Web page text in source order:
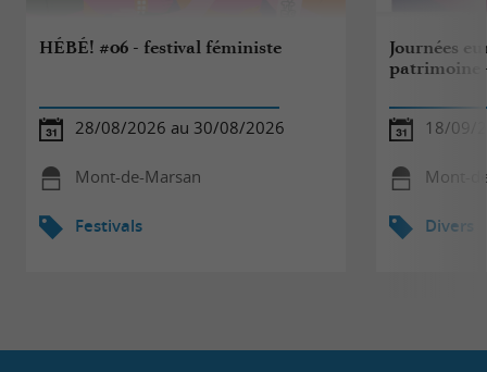
HÉBÉ! #06 - festival féministe
28/08/2026 au 30/08/2026
Mont-de-Marsan
Festivals
Journées
patrimoine
18/09/
Mont-
Divers